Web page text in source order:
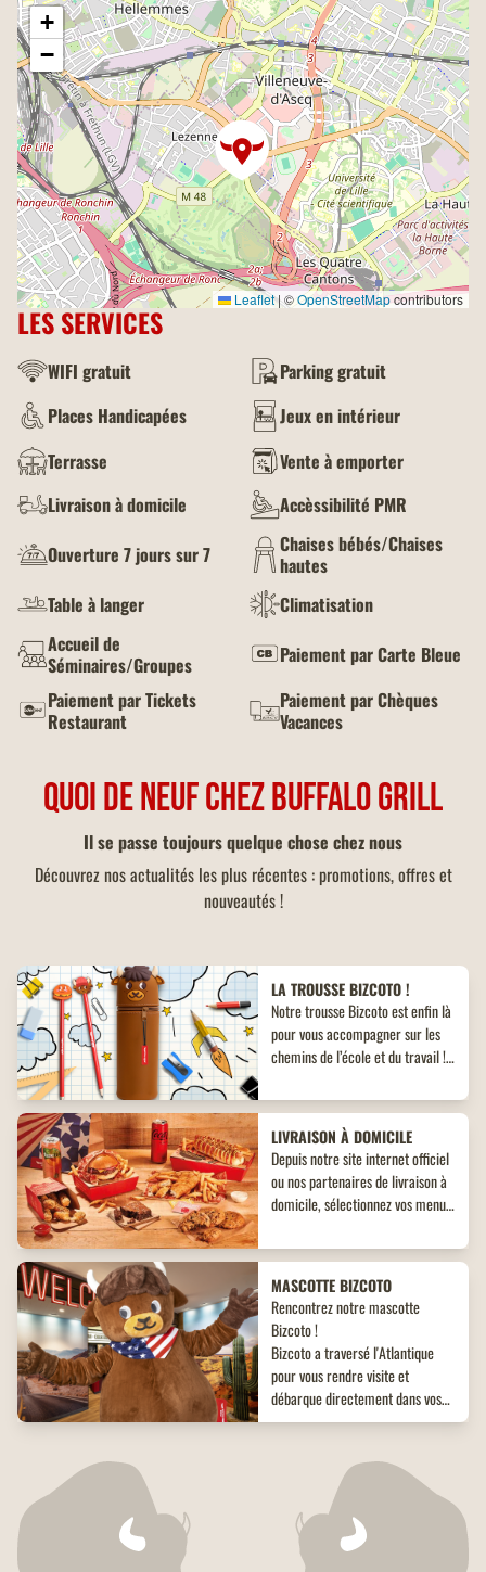
+
−
Leaflet|©OpenStreetMapcontributors
LES SERVICES
WIFI gratuit
Parking gratuit
Places Handicapées
Jeux en intérieur
Terrasse
Vente à emporter
Livraison à domicile
Accèssibilité PMR
Ouverture 7 jours sur 7
Chaises bébés/Chaises
hautes
Table à langer
Climatisation
Accueil de
Séminaires/Groupes
Paiement par Carte Bleue
Paiement par Tickets
Restaurant
Paiement par Chèques
Vacances
QUOI DE NEUF CHEZ BUFFALO GRILL
Il se passe toujours quelque chose chez nous
Découvrez nos actualités les plus récentes : promotions, offres et
nouveautés !
LA TROUSSE BIZCOTO !
Notre trousse Bizcoto est enfin là
pour vous accompagner sur les
chemins de l’école et du travail !
inédit à ne pas manquer !
LIVRAISON À DOMICILE
Depuis notre site internet officiel
ou nos partenaires de livraison à
domicile, sélectionnez vos menus,
desserts. Un large choix de plats
envies !
MASCOTTE BIZCOTO
Rencontrez notre mascotte
Bizcoto !
Bizcoto a traversé l'Atlantique
pour vous rendre visite et
débarque directement dans vos
restaurants Buffalo Grill*! Venez
et offrez à vos enfants une
expérience unique et mémorable
Tout beaux, tout neufs ! Retrouvez
tous nos restaurants Buffalo Grill
fraîchement rénovés.